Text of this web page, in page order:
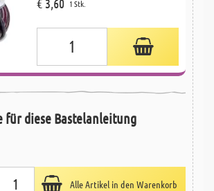
1 Stk.
für diese Bastelanleitung
Alle Artikel in den Warenkorb